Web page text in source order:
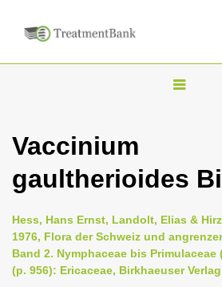
T
l
n
a
Vaccinium
gaultherioides
Hess, Hans Ernst, Landolt, Elias &
1976, Flora der Schweiz und
Band 2. Nymphaceae bis Primulaceae
(p. 956): Ericaceae, Birkhaeuser Verlag